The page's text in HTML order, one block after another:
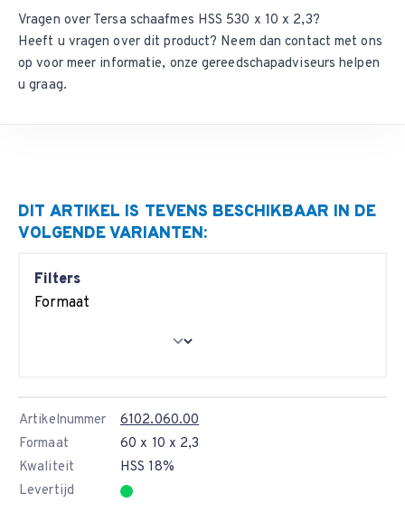
Wij leveren ookTersa systeem HSS M42 schaafmessen
Tersa systeem HM schaafmessen . Dit tersa mes is per 2
stuks te bestellen, met een minimale bestelhoeveelheid van
2 stuks.
Vragen over Tersa schaafmes HSS 530 x 10 x 2,3?
Heeft u vragen over dit product? Neem dancontact met ons
op voor meer informatie, onze gereedschapadviseurs helpen
u graag.
DIT ARTIKEL IS TEVENS BESCHIKBAAR IN DE
VOLGENDE VARIANTEN:
Filters
Formaat
Artikelnummer
6102.060.00
Formaat
60 x 10 x 2,3
Kwaliteit
HSS 18%
Levertijd